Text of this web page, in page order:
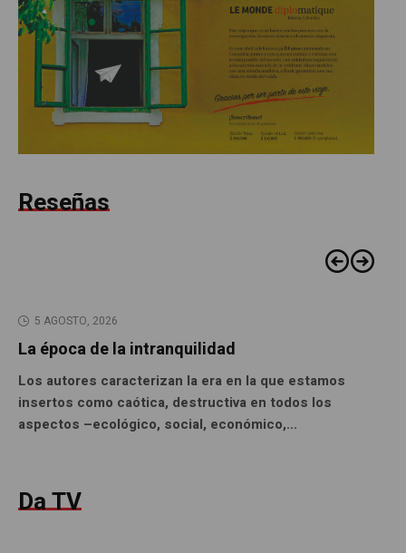
Reseñas
5 AGOSTO, 2026
La época de la intranquilidad
Los autores caracterizan la era en la que estamos
insertos como caótica, destructiva en todos los
aspectos –ecológico, social, económico,...
Da TV